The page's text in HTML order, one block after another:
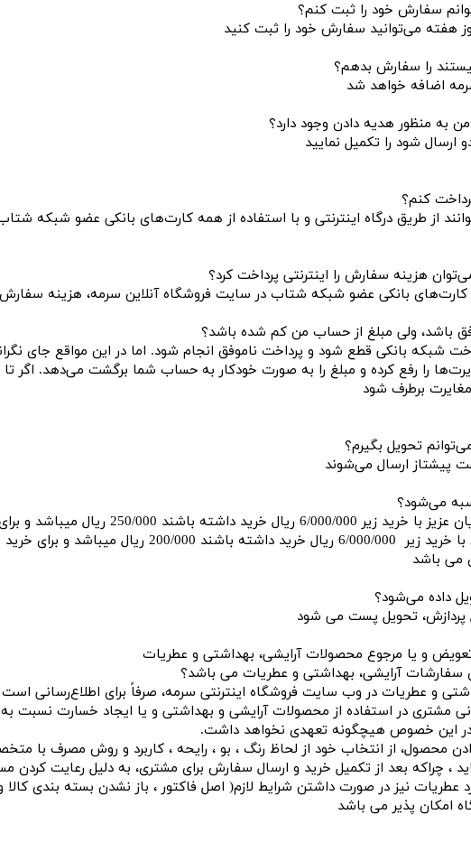
سفارش خود را ثبت کنم؟
را سفارش بدهم؟
اضافه خواهد شد
به منظور هدیه دادن وجود دارد؟
شود را تکمیل نمایید
کنم؟
از طریق درگاه اینترنتی و با استفاده از همه کارت‏‌های بانکی عضو شبکه
هزینه سفارش را اینترنتی پرداخت کرد؟
کارت‏‌های بانکی عضو شبکه شتاب در سایت فروشگاه آنلاین سرمه، هزینه سفارش
باشد، ولی مبلغ از حساب من کم شده باشد؟
شبکه بانکی قطع شود و پرداخت ناموفق انجام شود. اما در این مواقع جای
برطرف شود
تحویل بگیرم؟
پیشتاز ارسال می‌‏شوند
می‌شود؟
و برای خرید بالا 6/000/000 ریال رایگان میباشد.
با خرید زیر 6/000/000 ریال خرید داشته باشند 200/000 ریال میباشد و برای خرید بالا 6/000/000 ریال رایگان میباشد.
می باشد
داده می‌شود؟
تحویل پست می شود
و یا مرجوع محصولات آرایشی، بهداشتی و عطریات
سفارشات آرایشی، بهداشتی و عطریات می باشد؟
و عطریات در وب ‌سایت فروشگاه اینترنتی سرمه، صرفاً برای اطلاع‌رسانی است
مشتری در استفاده از محصولات آرایشی و بهداشتی و یا ایجاد خسارت
در این خصوص هیچگونه تعهدی نخواهد داشت.
محصول، از انتخاب خود از لحاظ رنگ ، بو ، رایحه ، کاربرد و روش مصرف با
، چراکه بعد از تکمیل خرید و ارسال سفارش برای مشتری، به دلیل رعایت
نیز در صورت داشتن شرایط لازم( اصل فاکتور ، باز نشدن بسته بندی
امکان پذیر می باشد